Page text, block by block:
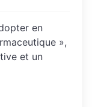
en
»,
et un